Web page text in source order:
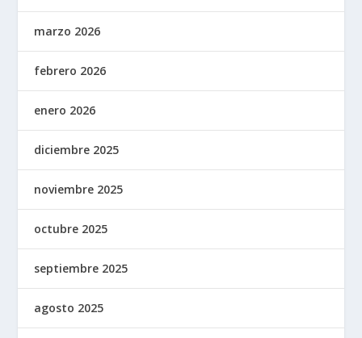
marzo 2026
febrero 2026
enero 2026
diciembre 2025
noviembre 2025
octubre 2025
septiembre 2025
agosto 2025